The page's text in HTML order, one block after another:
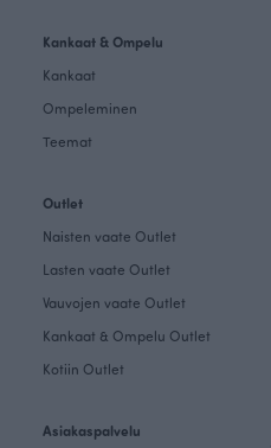
Kankaat & Ompelu
Kankaat
Ompeleminen
Teemat
Outlet
Naisten vaate Outlet
Lasten vaate Outlet
Vauvojen vaate Outlet
Kankaat & Ompelu Outlet
Kotiin Outlet
Asiakaspalvelu